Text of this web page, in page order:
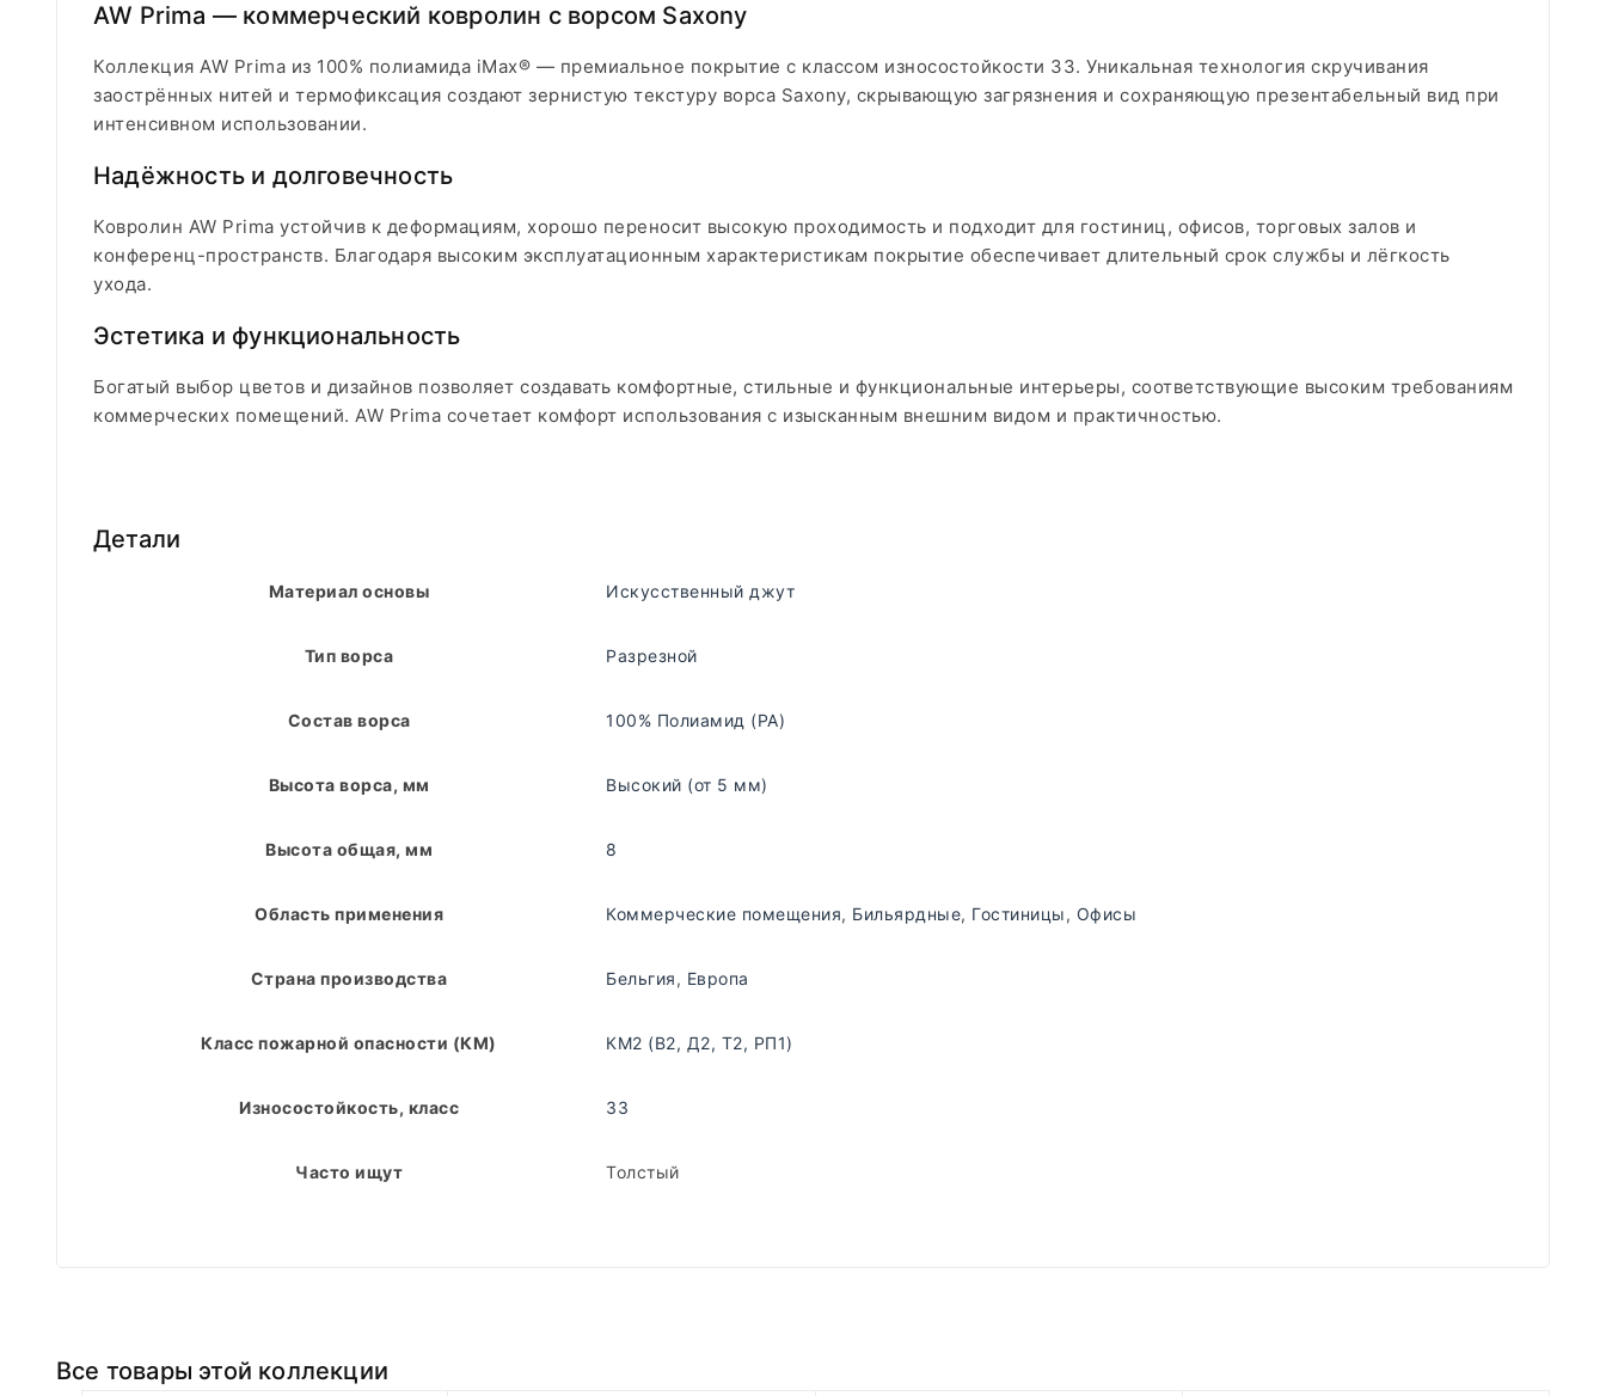
AW Prima — коммерческий ковролин с ворсом Saxony
Коллекция AW Prima из 100% полиамида iMax® — премиальное покрытие с классом износостойкости 33. Уникальная технология скручивания
заострённых нитей и термофиксация создают зернистую текстуру ворса Saxony, скрывающую загрязнения и сохраняющую презентабельный вид при
интенсивном использовании.
Надёжность и долговечность
Ковролин AW Prima устойчив к деформациям, хорошо переносит высокую проходимость и подходит для гостиниц, офисов, торговых залов и
конференц-пространств. Благодаря высоким эксплуатационным характеристикам покрытие обеспечивает длительный срок службы и лёгкость
ухода.
Эстетика и функциональность
Богатый выбор цветов и дизайнов позволяет создавать комфортные, стильные и функциональные интерьеры, соответствующие высоким требованиям
коммерческих помещений. AW Prima сочетает комфорт использования с изысканным внешним видом и практичностью.
Детали
Материал основы Искусственный джут
Тип ворса Разрезной
Состав ворса 100% Полиамид (PA)
Высота ворса, мм Высокий (от 5 мм)
Высота общая, мм 8
Область применения Коммерческие помещения, Бильярдные, Гостиницы, Офисы
Страна производства Бельгия, Европа
Класс пожарной опасности (КМ) КМ2 (В2, Д2, Т2, РП1)
Износостойкость, класс 33
Часто ищут Толстый
Все товары этой коллекции